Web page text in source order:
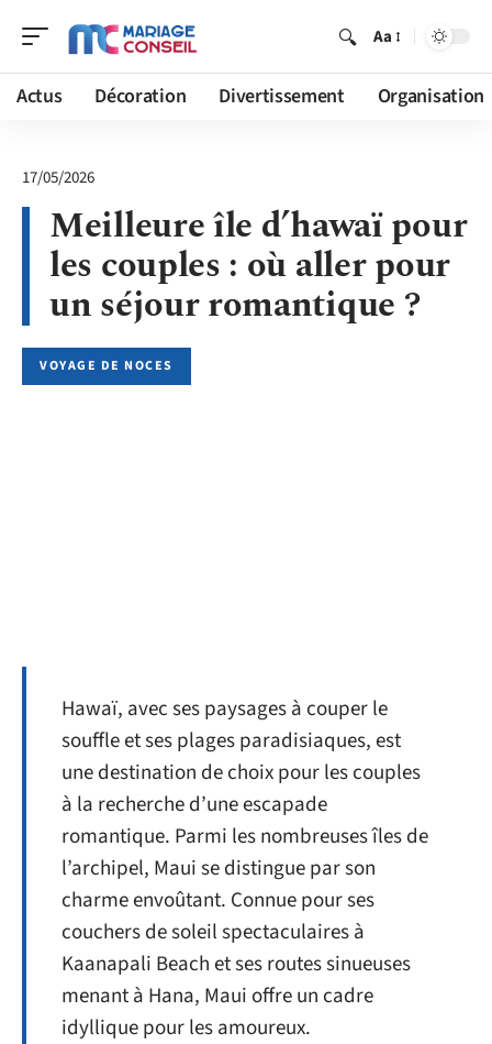
Aa
Actus Décoration Divertissement Organisation
17/05/2026
Meilleure île d’hawaï pour
les couples : où aller pour
un séjour romantique ?
VOYAGE DE NOCES
Hawaï, avec ses paysages à couper le
souffle et ses plages paradisiaques, est
une destination de choix pour les couples
à la recherche d’une escapade
romantique. Parmi les nombreuses îles de
l’archipel, Maui se distingue par son
charme envoûtant. Connue pour ses
couchers de soleil spectaculaires à
Kaanapali Beach et ses routes sinueuses
menant à Hana, Maui offre un cadre
idyllique pour les amoureux.